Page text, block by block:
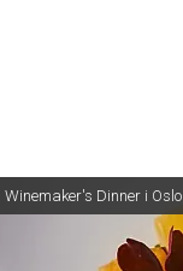
Winemaker's Dinner i Oslo